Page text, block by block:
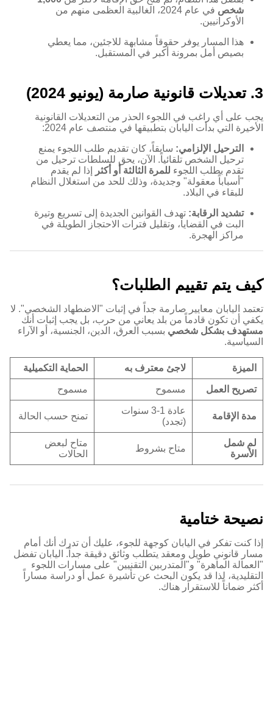
شخص
في عام 2024، الغالبية العظمى منهم من
الأوكرانيين.
هذا المسار يوفر حقوقاً مشابهة للاجئين، مما يعطي
بصيص أمل بمرونة أكبر في المستقبل.
3. تعديلات قانونية صارمة (يونيو 2024)
يجب على أي راغب في اللجوء الحذر من التعديلات القانونية
الأخيرة التي بدأت اليابان بتطبيقها في منتصف عام 2024:
الترحيل الإلزامي: سابقاً، كان تقديم طلب اللجوء يمنع
ترحيل الشخص تلقائياً. الآن، يحق للسلطات ترحيل من
تقدم بطلب اللجوء للمرة الثالثة أو أكثر
إذا لم يقدم
"أسباباً معقولة" وجديدة، وذلك للحد من استغلال النظام
للبقاء في البلاد.
تشديد الرقابة: تهدف القوانين الجديدة إلى تسريع وتيرة
البت في القضايا، وتقليل فترات الاحتجاز الطويلة في
مراكز الهجرة.
كيف يتم تقييم الطلبات؟
تعتمد اليابان معايير صارمة جداً في إثبات "الاضطهاد الشخصي". لا
يكفي أن تكون قادماً من بلد يعاني من حرب، بل يجب إثبات أنك
مستهدف بشكل شخصي بسبب العرق، الدين، الجنسية، أو الآراء
السياسية.
الميزة لاجئ معترف به الحماية التكميلية
تصريح العمل مسموح مسموح
مدة الإقامة
عادة 1-3 سنوات
(تجدد)
تمنح حسب الحالة
لم شمل
الأسرة
متاح بشروط
متاح لبعض
الحالات
نصيحة ختامية
إذا كنت تفكر في اليابان كوجهة للجوء، عليك أن تدرك أنك أمام
مسار قانوني طويل ومعقد يتطلب وثائق دقيقة جداً. اليابان تفضل
"العمالة الماهرة" و"المتدربين التقنيين" على مسارات اللجوء
التقليدية، لذا قد يكون البحث عن تأشيرة عمل أو دراسة مساراً
أكثر ضماناً للاستقرار هناك.